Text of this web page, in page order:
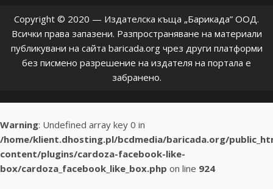
Copyright © 2020 — Издателска къща „Барикада” ООД.
Всички права запазени. Разпространяване на материали
публикувани на сайта baricada.org чрез други платформи
без писмено разрешение на издателя на портала е
забранено.
Warning: Undefined array key 0 in
/home/klient.dhosting.pl/bcdmedia/baricada.org/
content/plugins/cardoza-facebook-like-
box/cardoza_facebook_like_box.php on line 924